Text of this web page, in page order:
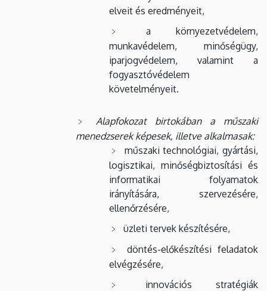
elveit és eredményeit,
a környezetvédelem,
munkavédelem, minőségügy,
iparjogvédelem, valamint a
fogyasztóvédelem
követelményeit.
Alapfokozat birtokában a műszaki
menedzserek képesek, illetve alkalmasak:
műszaki technológiai, gyártási,
logisztikai, minőségbiztosítási és
informatikai folyamatok
irányítására, szervezésére,
ellenőrzésére,
üzleti tervek készítésére,
döntés-előkészítési feladatok
elvégzésére,
innovációs stratégiák